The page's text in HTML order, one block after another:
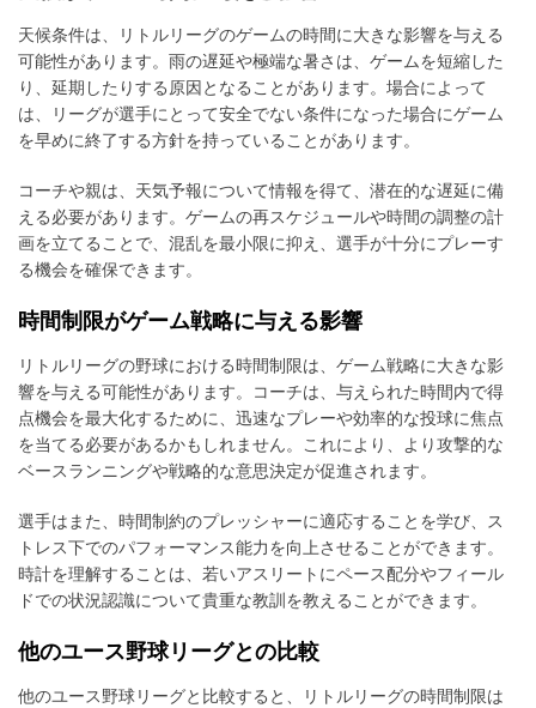
天候条件は、リトルリーグのゲームの時間に大きな影響を与える
可能性があります。雨の遅延や極端な暑さは、ゲームを短縮した
り、延期したりする原因となることがあります。場合によって
は、リーグが選手にとって安全でない条件になった場合にゲーム
を早めに終了する方針を持っていることがあります。
コーチや親は、天気予報について情報を得て、潜在的な遅延に備
える必要があります。ゲームの再スケジュールや時間の調整の計
画を立てることで、混乱を最小限に抑え、選手が十分にプレーす
る機会を確保できます。
時間制限がゲーム戦略に与える影響
リトルリーグの野球における時間制限は、ゲーム戦略に大きな影
響を与える可能性があります。コーチは、与えられた時間内で得
点機会を最大化するために、迅速なプレーや効率的な投球に焦点
を当てる必要があるかもしれません。これにより、より攻撃的な
ベースランニングや戦略的な意思決定が促進されます。
選手はまた、時間制約のプレッシャーに適応することを学び、ス
トレス下でのパフォーマンス能力を向上させることができます。
時計を理解することは、若いアスリートにペース配分やフィール
ドでの状況認識について貴重な教訓を教えることができます。
他のユース野球リーグとの比較
他のユース野球リーグと比較すると、リトルリーグの時間制限は